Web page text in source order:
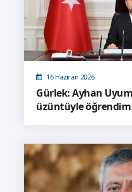
16 Haziran 2026
Gürlek: Ayhan
üzüntüyle öğrendim